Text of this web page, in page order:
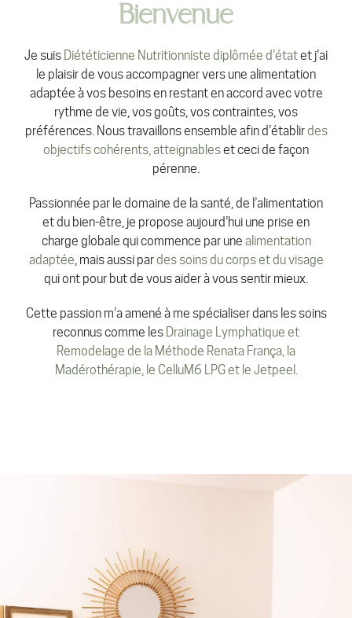
Bienvenue
Je suis Diététicienne Nutritionniste diplômée d’étatet j’ai
le plaisir de vous accompagner vers une alimentation
adaptée à vos besoins en restant en accord avec votre
rythme de vie, vos goûts, vos contraintes, vos
préférences. Nous travaillons ensemble afin d’établirdes
objectifs cohérents, atteignableset ceci de façon
pérenne.
Passionnée par le domaine de la santé, de l’alimentation
et du bien-être, je propose aujourd’hui une prise en
charge globale qui commence par une alimentation
adaptée , mais aussi pardes soins du corps et du visage
qui ont pour but de vous aider à vous sentir mieux.
Cette passion m’a amené à me spécialiser dans les soins
reconnus comme les Drainage Lymphatique et
Remodelage de la Méthode Renata França, la
Madérothérapie, le CelluM6 LPG et le Jetpeel.